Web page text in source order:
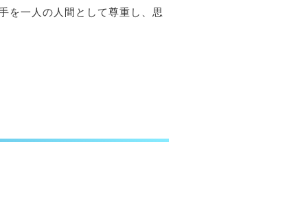
を一人の人間として尊重し、思